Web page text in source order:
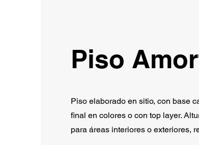
Piso
Piso elaborado en sitio, con base
final en colores o con top layer.
para áreas interiores o exteriores,